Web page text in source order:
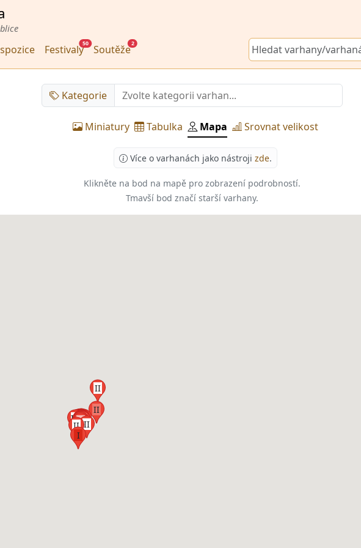
Festivaly50 Soutěže2
Kategorie
Miniatury Tabulka Mapa Srovnat velikost
Více o varhanách jako nástrojizde.
Klikněte na bod na mapě pro zobrazení podrobností.
Tmavší bod značí starší varhany.